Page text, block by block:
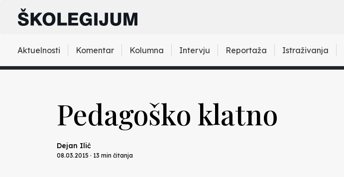
Aktuelnosti Komentar Kolumna Intervju Reportaža Istraživanja
Pedagoško klatno
Dejan Ilić
08.03.2015 · 13 min čitanja